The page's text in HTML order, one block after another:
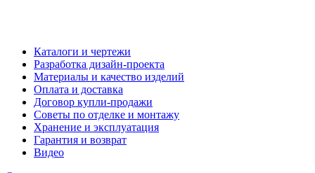
Каталоги и чертежи
Разработка дизайн-проекта
Материалы и качество изделий
Оплата и доставка
Договор купли-продажи
Советы по отделке и монтажу
Хранение и эксплуатация
Гарантия и возврат
Видео